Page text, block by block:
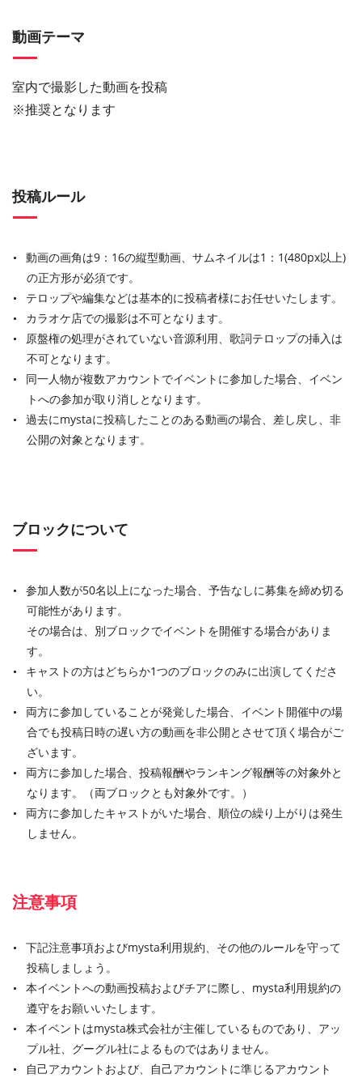
動画テーマ
室内で撮影した動画を投稿
※推奨となります
投稿ルール
動画の画角は9：16の縦型動画、サムネイルは1：1(480px以上)
の正方形が必須です。
テロップや編集などは基本的に投稿者様にお任せいたします。
カラオケ店での撮影は不可となります。
原盤権の処理がされていない音源利用、歌詞テロップの挿入は
不可となります。
同一人物が複数アカウントでイベントに参加した場合、イベン
トへの参加が取り消しとなります。
過去にmystaに投稿したことのある動画の場合、差し戻し、非
公開の対象となります。
ブロックについて
参加人数が50名以上になった場合、予告なしに募集を締め切る
可能性があります。
その場合は、別ブロックでイベントを開催する場合がありま
す。
キャストの方はどちらか1つのブロックのみに出演してくださ
い。
両方に参加していることが発覚した場合、イベント開催中の場
合でも投稿日時の遅い方の動画を非公開とさせて頂く場合がご
ざいます。
両方に参加した場合、投稿報酬やランキング報酬等の対象外と
なります。（両ブロックとも対象外です。）
両方に参加したキャストがいた場合、順位の繰り上がりは発生
しません。
注意事項
下記注意事項およびmysta利用規約、その他のルールを守って
投稿しましょう。
本イベントへの動画投稿およびチアに際し、mysta利用規約の
遵守をお願いいたします。
本イベントはmysta株式会社が主催しているものであり、アッ
プル社、グーグル社によるものではありません。
自己アカウントおよび、自己アカウントに準じるアカウント